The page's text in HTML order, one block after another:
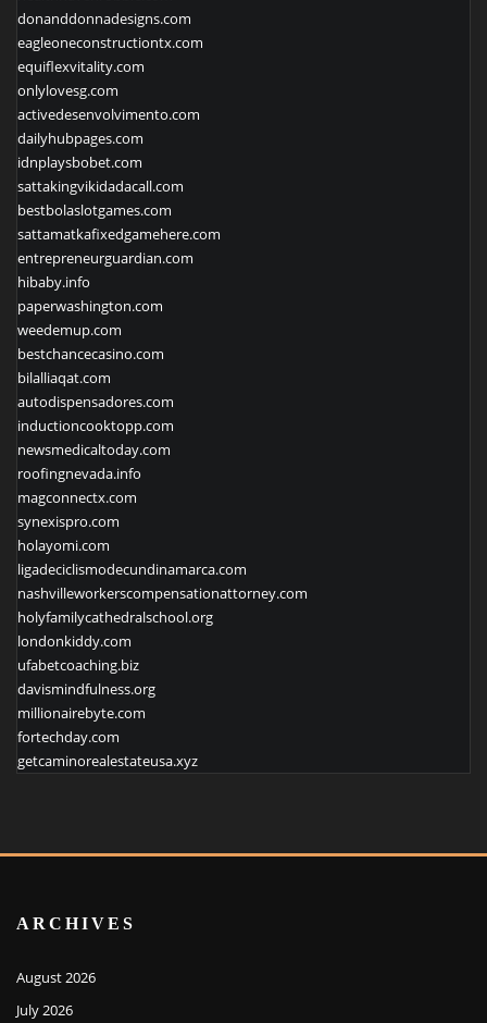
donanddonnadesigns.com
eagleoneconstructiontx.com
equiflexvitality.com
onlylovesg.com
activedesenvolvimento.com
dailyhubpages.com
idnplaysbobet.com
sattakingvikidadacall.com
bestbolaslotgames.com
sattamatkafixedgamehere.com
entrepreneurguardian.com
hibaby.info
paperwashington.com
weedemup.com
bestchancecasino.com
bilalliaqat.com
autodispensadores.com
inductioncooktopp.com
newsmedicaltoday.com
roofingnevada.info
magconnectx.com
synexispro.com
holayomi.com
ligadeciclismodecundinamarca.com
nashvilleworkerscompensationattorney.com
holyfamilycathedralschool.org
londonkiddy.com
ufabetcoaching.biz
davismindfulness.org
millionairebyte.com
fortechday.com
getcaminorealestateusa.xyz
ARCHIVES
August 2026
July 2026